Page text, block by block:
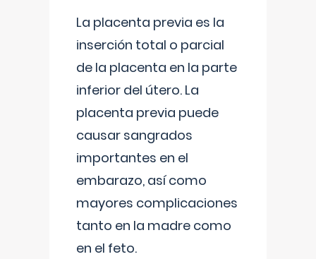
La placenta previa es la
inserción total o parcial
de la placenta en la parte
inferior del útero. La
placenta previa puede
causar sangrados
importantes en el
embarazo, así como
mayores complicaciones
tanto en la madre como
en el feto.